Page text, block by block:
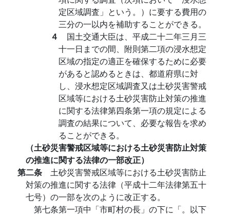
定区域調査」という。）に要する費用の
三分の一以内を補助することができる。
４ 国土交通大臣は、平成二十二年三月三
十一日までの間、附則第二項の浸水想定
区域の指定の適正を確保するために必要
があると認めるときは、都道府県に対
し、浸水想定区域調査又は土砂災害警戒
区域等における土砂災害防止対策の推進
に関する法律第四条第一項の規定による
調査の結果について、必要な報告を求め
ることができる。
（土砂災害警戒区域等における土砂災害防止対策
の推進に関する法律の一部改正）
第二条 土砂災害警戒区域等における土砂災害防止
対策の推進に関する法律（平成十二年法律第五十
七号）の一部を次のように改正する。
第七条第一項中「市町村の長」の下に「。以下